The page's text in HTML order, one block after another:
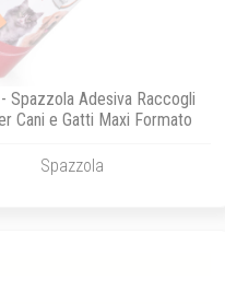
Spazzola Adesiva Raccogli
Cani e Gatti Maxi Formato
Spazzola